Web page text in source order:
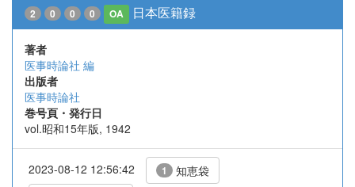
2 0 0 0 OA 日本医籍録
著者
医事時論社 編
出版者
医事時論社
巻号頁・発行日
vol.昭和15年版, 1942
2023-08-12 12:56:42 1 知恵袋